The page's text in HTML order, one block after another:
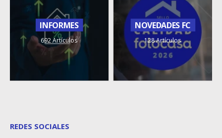
INFORMES
692 Artículos
NOVEDADES FC
128 Artículos
REDES SOCIALES